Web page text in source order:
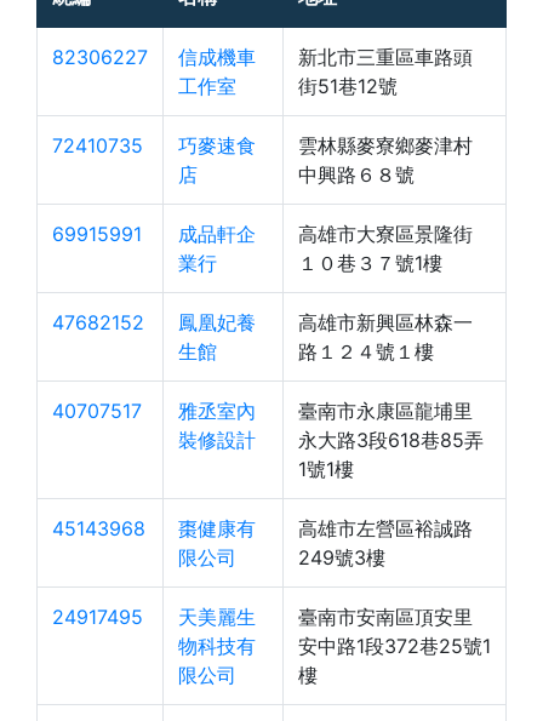
82306227
信成機車
工作室
新北市三重區車路頭
街51巷12號
72410735
巧麥速食
店
雲林縣麥寮鄉麥津村
中興路６８號
69915991
成品軒企
業行
高雄市大寮區景隆街
１０巷３７號1樓
47682152
鳳凰妃養
生館
高雄市新興區林森一
路１２４號１樓
40707517
雅丞室內
裝修設計
臺南市永康區龍埔里
永大路3段618巷85弄
1號1樓
45143968
棗健康有
限公司
高雄市左營區裕誠路
249號3樓
24917495
天美麗生
物科技有
限公司
臺南市安南區頂安里
安中路1段372巷25號1
樓